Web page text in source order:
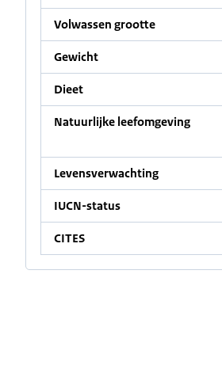
Volwassen grootte
Gewicht
Dieet
Natuurlijke leefomgeving
Levensverwachting
IUCN-status
CITES